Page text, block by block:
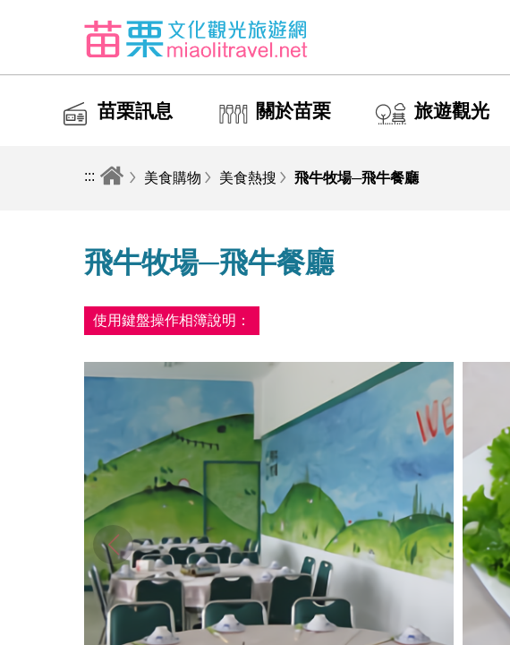
苗栗訊息 關於苗栗 旅遊觀光
::: 美食購物 美食熱搜 飛牛牧場─飛牛餐廳
飛牛牧場─飛牛餐廳
使用鍵盤操作相簿說明：